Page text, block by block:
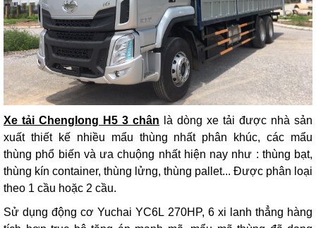
Xe tải Chenglong H5 3 chân là dòng xe tải được nhà sản
xuất thiết kế nhiều mẩu thùng nhất phân khúc, các mẩu
thùng phổ biến và ưa chuộng nhất hiện nay như : thùng bạt,
thùng kín container, thùng lửng, thùng pallet... Được phân loại
theo 1 cầu hoặc 2 cầu.
Sử dụng động cơ Yuchai YC6L 270HP, 6 xi lanh thẳng hàng